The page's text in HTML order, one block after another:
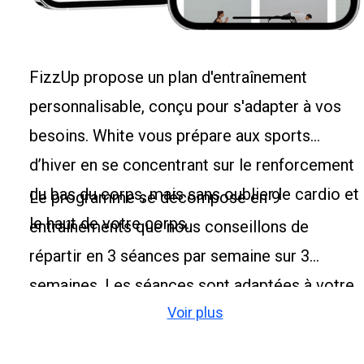
FizzUp propose un plan d'entraînement
personnalisable, conçu pour s'adapter à vos
besoins. White vous prépare aux sports
d’hiver en se concentrant sur le renforcement
du bas du corps, mais sans oublier le cardio et
le haut de votre corps.
Le programme se décompose en 9
entraînements que nous conseillons de
répartir en 3 séances par semaine sur 3
semaines. Les séances sont adaptées à votre
niveau et vous permettent de progresser au
Voir plus